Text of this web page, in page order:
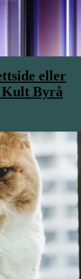
eller
Kult Byrå